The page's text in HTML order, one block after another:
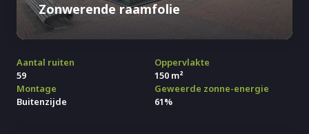
Zonwerende raamfolie
Aantal ruiten
59
Oppervlakte
150 m²
Montage
Buitenzijde
Geweerde zonne-energie
61%